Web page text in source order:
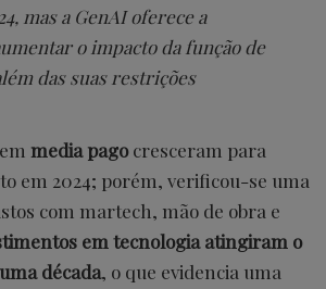
mas a GenAI oferece a
o impacto da função de
das suas restrições
media pagocresceram para
em 2024; porém, verificou-se uma
com martech, mão de obra e
em tecnologia atingiram o
década, o que evidencia uma